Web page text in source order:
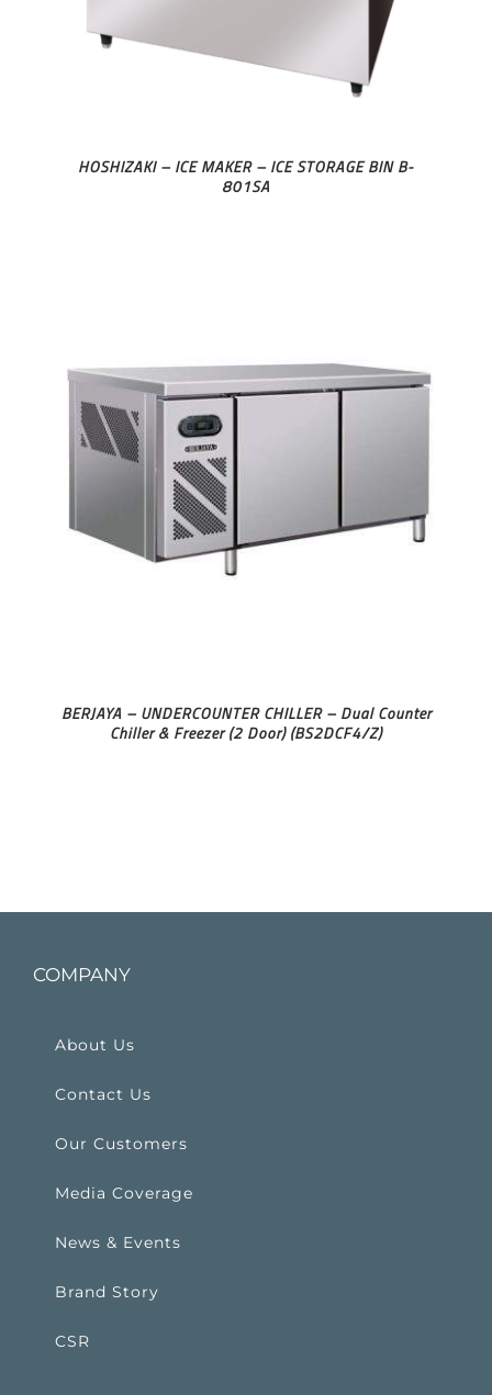
HOSHIZAKI – ICE MAKER – ICE STORAGE BIN B-
801SA
BERJAYA – UNDERCOUNTER CHILLER – Dual Counter
Chiller & Freezer (2 Door) (BS2DCF4/Z)
COMPANY
About Us
Contact Us
Our Customers
Media Coverage
News & Events
Brand Story
CSR